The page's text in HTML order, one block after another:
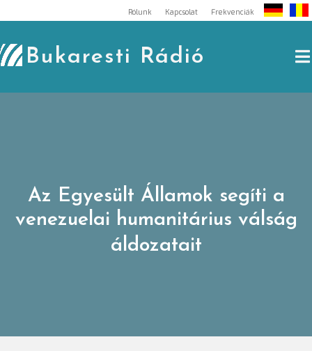
to
content
Rólunk Kapcsolat Frekvenciák
Bukaresti Rádió
Az Egyesült Államok segíti a
venezuelai humanitárius válság
áldozatait